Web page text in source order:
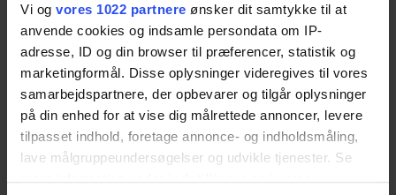
Vi og vores 1022 partnere ønsker dit samtykke til at
anvende cookies og indsamle persondata om IP-
adresse, ID og din browser til præferencer, statistik og
marketingformål. Disse oplysninger videregives til vores
samarbejdspartnere, der opbevarer og tilgår oplysninger
på din enhed for at vise dig målrettede annoncer, levere
tilpasset indhold, foretage annonce- og indholdsmåling,
lave målgruppeundersøgelser og udvikle tjenester. Se
Zertifikate
Qualitätspolitik
Umweltpolitik
Die Weltziele der UN